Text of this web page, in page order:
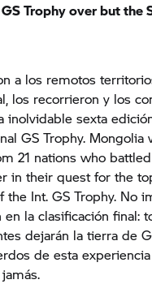
GS Trophyover but the
a los remotos
los recorrieron y los
inolvidable sexta
GS Trophy. Mongolia
21 nations who
in their quest for the
the Int.GS Trophy. No
en la clasificación final:
dejarán la tierra de
de esta